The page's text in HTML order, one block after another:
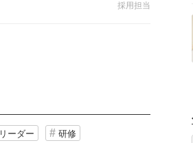
採用担当
リーダー 研修